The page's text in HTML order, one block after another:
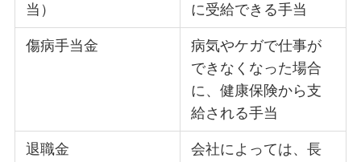
当）
に受給できる手当
傷病手当金
病気やケガで仕事が
できなくなった場合
に、健康保険から支
給される手当
退職金
会社によっては、長